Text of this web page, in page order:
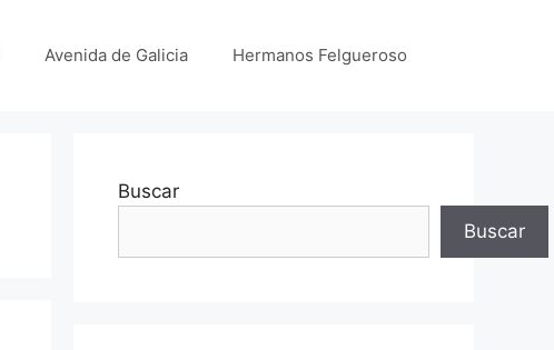
Avenida de Galicia Hermanos Felgueroso
Buscar
Buscar